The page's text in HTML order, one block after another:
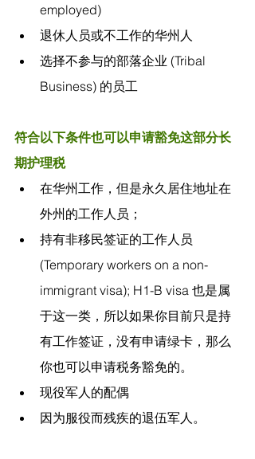
employed)
退休人员或不工作的华州人
选择不参与的部落企业 (Tribal
Business) 的员工
符合以下条件也可以申请豁免这部分长
期护理税
在华州工作，但是永久居住地址在
外州的工作人员；
持有非移民签证的工作人员
(Temporary workers on a non-
immigrant visa); H1-B visa 也是属
于这一类，所以如果你目前只是持
有工作签证，没有申请绿卡，那么
你也可以申请税务豁免的。
现役军人的配偶
因为服役而残疾的退伍军人。